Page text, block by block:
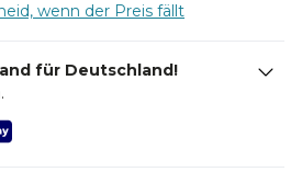
wenn der Preis fällt
für Deutschland!